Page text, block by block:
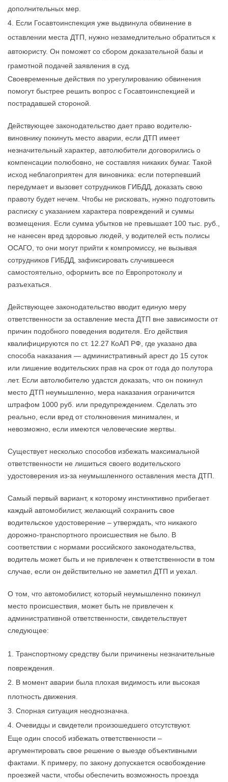
дополнительных мер.
Если Госавтоинспекция уже выдвинула обвинение в
оставлении места ДТП, нужно незамедлительно обратиться к
автоюристу. Он поможет со сбором доказательной базы и
грамотной подачей заявления в суд.
Своевременные действия по урегулированию обвинения
помогут быстрее решить вопрос с Госавтоинспекцией и
пострадавшей стороной.
Действующее законодательство дает право водителю-
виновнику покинуть место аварии, если ДТП имеет
незначительный характер, автолюбители договорились о
компенсации полюбовно, не составляя никаких бумаг. Такой
исход неблагоприятен для виновника: если потерпевший
передумает и вызовет сотрудников ГИБДД, доказать свою
правоту будет нечем. Чтобы не рисковать, нужно подготовить
расписку с указанием характера повреждений и суммы
возмещения. Если сумма убытков не превышает 100 тыс. руб.,
не нанесен вред здоровью людей, у водителей есть полисы
ОСАГО, то они могут прийти к компромиссу, не вызывая
сотрудников ГИБДД, зафиксировать случившееся
самостоятельно, оформить все по Европротоколу и
разъехаться.
Действующее законодательство вводит единую меру
ответственности за оставление места ДТП вне зависимости от
причин подобного поведения водителя. Его действия
квалифицируются по ст. 12.27 КоАП РФ, где указано два
способа наказания — административный арест до 15 суток
или лишение водительских прав на срок от года до полутора
лет. Если автолюбителю удастся доказать, что он покинул
место ДТП неумышленно, мера наказания ограничится
штрафом 1000 руб. или предупреждением. Сделать это
реально, если вред от столкновения минимален, и
невозможно, если имеются человеческие жертвы.
Существует несколько способов избежать максимальной
ответственности не лишиться своего водительского
удостоверения из-за неумышленного оставления места ДТП.
Самый первый вариант, к которому инстинктивно прибегает
каждый автомобилист, желающий сохранить свое
водительское удостоверение – утверждать, что никакого
дорожно-транспортного происшествия не было. В
соответствии с нормами российского законодательства,
водитель может быть и не привлечен к ответственности в том
случае, если он действительно не заметил ДТП и уехал.
О том, что автомобилист, который неумышленно покинул
место происшествия, может быть не привлечен к
административной ответственности, свидетельствует
следующее:
Транспортному средству были причинены незначительные
повреждения.
В момент аварии была плохая видимость или высокая
плотность движения.
Спорная ситуация неоднозначна.
Очевидцы и свидетели произошедшего отсутствуют.
Еще один способ избежать ответственности –
аргументировать свое решение о выезде объективными
фактами. К примеру, по закону допускается освобождение
проезжей части, чтобы обеспечить возможность проезда